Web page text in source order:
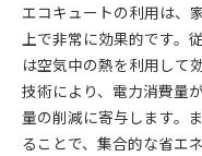
エコキュートの利用は、
上で非常に効果的です。
は空気中の熱を利用して
技術により、電力消費量
量の削減に寄与します。
ることで、集合的な省エ